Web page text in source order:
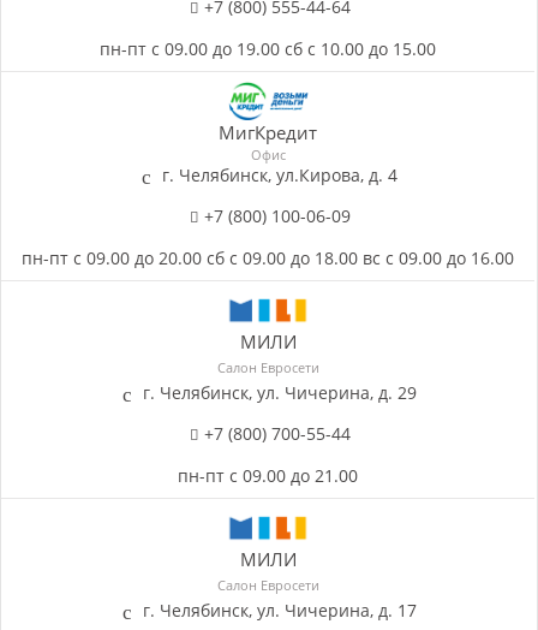
+7 (800) 555-44-64
пн-пт с 09.00 до 19.00 сб с 10.00 до 15.00
МигКредит
Офис
г. Челябинск, ул.Кирова, д. 4
+7 (800) 100-06-09
пн-пт с 09.00 до 20.00 сб с 09.00 до 18.00 вс с 09.00 до 16.00
МИЛИ
Салон Евросети
г. Челябинск, ул. Чичерина, д. 29
+7 (800) 700-55-44
пн-пт с 09.00 до 21.00
МИЛИ
Салон Евросети
г. Челябинск, ул. Чичерина, д. 17